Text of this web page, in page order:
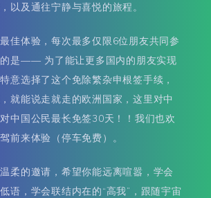
以及通往宁静与喜悦的旅程。
佳体验，每次最多仅限6位朋友共同参
是—— 为了能让更多国内的朋友实现
意选择了这个免除繁杂申根签手续，
就能说走就走的欧洲国家，这里对中
中国公民最长免签30天！！我们也欢
前来体验（停车免费）。
柔的邀请，希望你能远离喧嚣，学会
语，学会联结内在的“高我”，跟随宇宙